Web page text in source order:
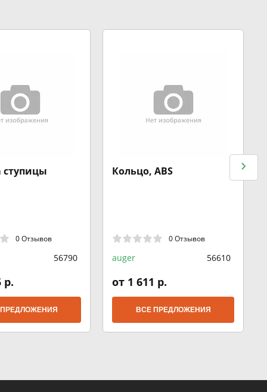
0 Отзывов
56790
р.
Кольцо, ABS
0 Отзывов
auger 56610
от 1 611 р.
ВСЕ ПРЕДЛОЖЕНИЯ